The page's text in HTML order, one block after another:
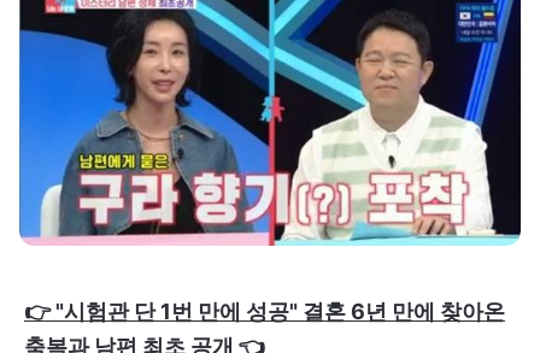
👉 "시험관 단 1번 만에 성공" 결혼 6년 만에 찾아온
축복과 남편 최초 공개 👈